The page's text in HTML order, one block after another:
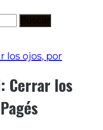
los ojos, por
Cerrar los